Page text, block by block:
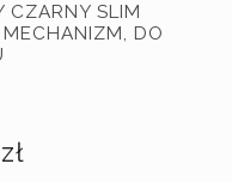
CZARNY SLIM
DO